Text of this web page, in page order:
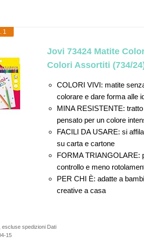
1
Jovi 73424 Matite
Colori Assortiti (734/
COLORI VIVI: matite
colorare e dare forma alle
MINA RESISTENTE:
pensato per un colore
FACILI DA USARE: si
su carta e cartone
FORMA TRIANGOLARE:
controllo e meno
PER CHI È: adatte a
creative a casa
escluse spedizioni Dati
15